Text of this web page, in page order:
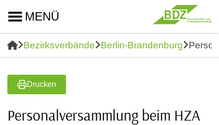
MENÜ
Bezirksverbände Berlin-Brandenburg
Drucken
Personalversammlung beim HZA